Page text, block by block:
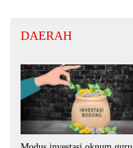
DAERAH